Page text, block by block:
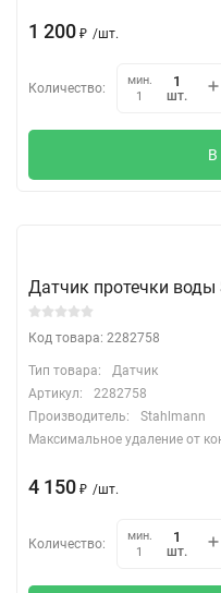
1 200 ₽ /шт.
Количество:
мин.
1
шт.
В
Датчик протечки воды
Код товара: 2282758
Тип товара:
Датчик
Артикул:
2282758
Производитель:
Stahlmann
Максимальное удаление от
4 150 ₽ /шт.
Количество:
мин.
1
шт.